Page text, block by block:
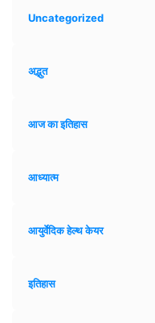
Uncategorized
अद्भुत
आज का इतिहास
आध्यात्म
आयुर्वेदिक हेल्थ केयर
इतिहास